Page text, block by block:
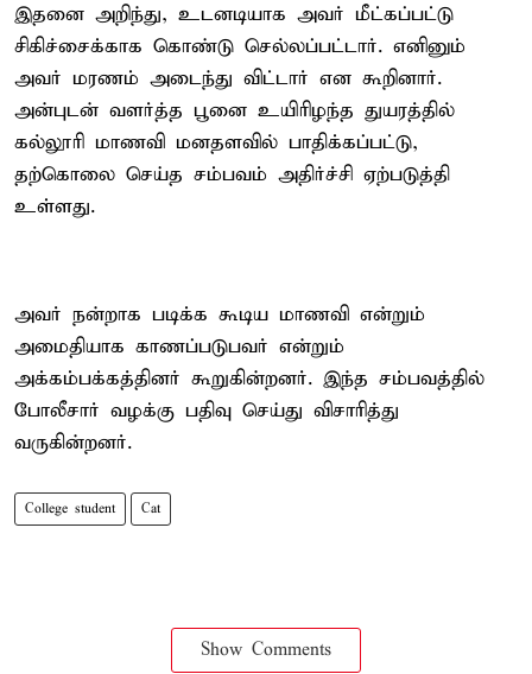
இதனை அறிந்து, உடனடியாக அவர் மீட்கப்பட்டு
சிகிச்சைக்காக கொண்டு செல்லப்பட்டார். எனினும்
அவர் மரணம் அடைந்து விட்டார் என கூறினார்.
அன்புடன் வளர்த்த பூனை உயிரிழந்த துயரத்தில்
கல்லூரி மாணவி மனதளவில் பாதிக்கப்பட்டு,
தற்கொலை செய்த சம்பவம் அதிர்ச்சி ஏற்படுத்தி
உள்ளது.
அவர் நன்றாக படிக்க கூடிய மாணவி என்றும்
அமைதியாக காணப்படுபவர் என்றும்
அக்கம்பக்கத்தினர் கூறுகின்றனர். இந்த சம்பவத்தில்
போலீசார் வழக்கு பதிவு செய்து விசாரித்து
வருகின்றனர்.
College student Cat
Show Comments